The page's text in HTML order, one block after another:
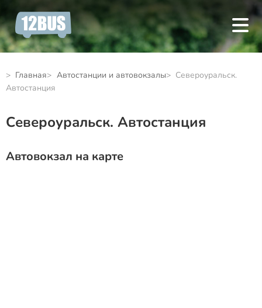
Главная Автостанции и автовокзалы
Североуральск.
Автостанция
Североуральск. Автостанция
Автовокзал на карте